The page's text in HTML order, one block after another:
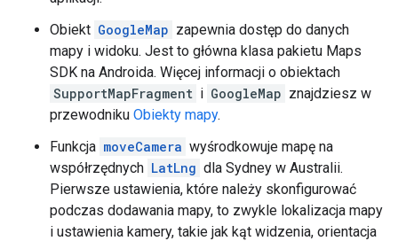
Obiekt GoogleMap zapewnia dostęp do danych
mapy i widoku. Jest to główna klasa pakietu Maps
SDK na Androida. Więcej informacji o obiektach
SupportMapFragment i GoogleMap znajdziesz w
przewodniku Obiekty mapy.
Funkcja moveCamera wyśrodkowuje mapę na
współrzędnych LatLng dla Sydney w Australii.
Pierwsze ustawienia, które należy skonfigurować
podczas dodawania mapy, to zwykle lokalizacja mapy
i ustawienia kamery, takie jak kąt widzenia, orientacja